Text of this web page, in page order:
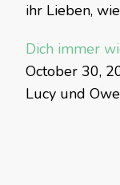
ihr Lieben,
Dich immer
October 30,
Lucy und